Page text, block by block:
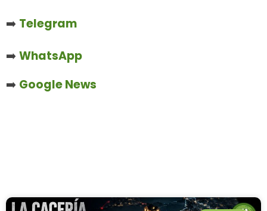
➡️ Telegram
➡️WhatsApp
➡️ Google News